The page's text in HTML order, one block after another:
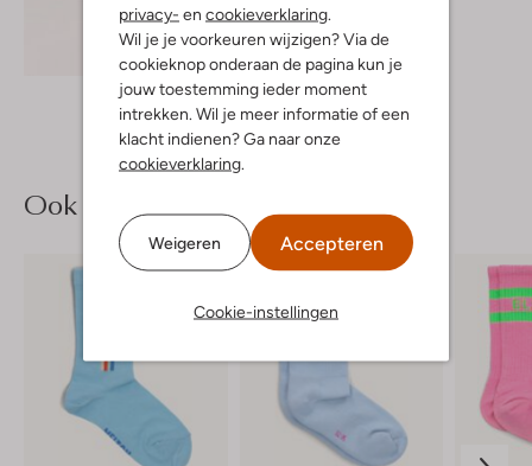
privacy- en cookieverklaring.
Wil je je voorkeuren wijzigen? Via de
cookieknop onderaan de pagina kun je
jouw toestemming ieder moment
intrekken. Wil je meer informatie of een
klacht indienen? Ga naar onze
cookieverklaring.
Weigeren Accepteren
Cookie-instellingen
Ontdek de look
Ook iets voor jou?